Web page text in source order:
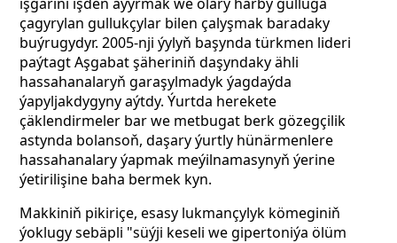
çagyrylan gullukçylar bilen çalyşmak baradaky
buýrugydyr. 2005-nji ýylyň başynda türkmen lideri
paýtagt Aşgabat şäheriniň daşyndaky ähli
hassahanalaryň garaşylmadyk ýagdaýda
ýapyljakdygyny aýtdy. Ýurtda herekete
çäklendirmeler bar we metbugat berk gözegçilik
astynda bolansoň, daşary ýurtly hünärmenlere
hassahanalary ýapmak meýilnamasynyň ýerine
ýetirilişine baha bermek kyn.
Makkiniň pikiriçe, esasy lukmançylyk kömeginiň
ýoklugy sebäpli "süýji keseli we gipertoniýa ölüm